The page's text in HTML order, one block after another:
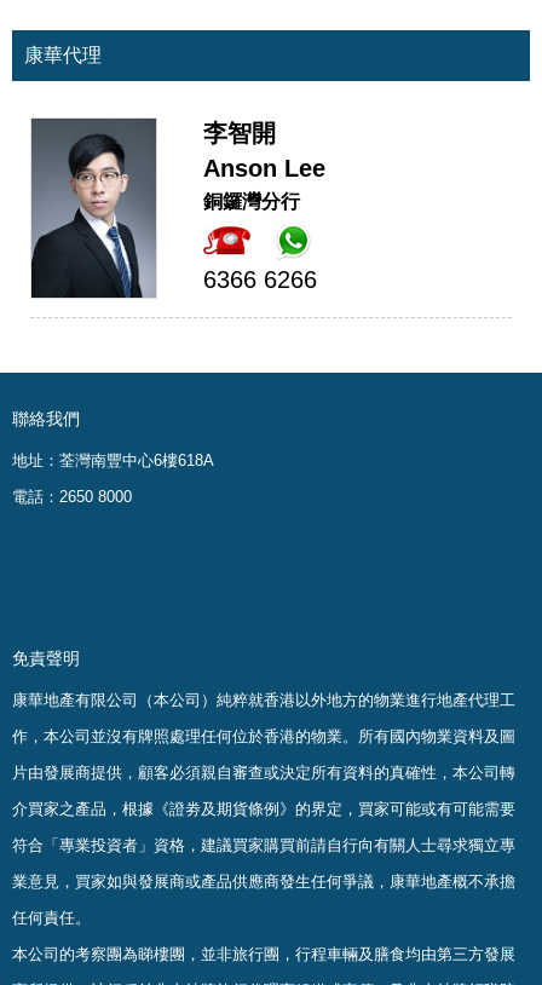
康華代理
李智開
Anson Lee
銅鑼灣分行
6366 6266
聯絡我們
地址：荃灣南豐中心6樓618A
電話：2650 8000
免責聲明
康華地產有限公司（本公司）純粹就香港以外地方的物業進行地產代理工
作，本公司並沒有牌照處理任何位於香港的物業。 所有國內物業資料及圖
片由發展商提供，顧客必須親自審查或決定所有資料的真確性 ， 本公司轉
介買家之產品，根據《證劵及期貨條例》的界定，買家可能或有可能需要
符合「專業投資者」資格，建議買家購買前請自行向有關人士尋求獨立專
業意見，買家如與發展商或產品供應商發生任何爭議，康華地產概不承擔
任何責任。
本公司的考察團為睇樓團，並非旅行團，行程車輛及膳食均由第三方發展